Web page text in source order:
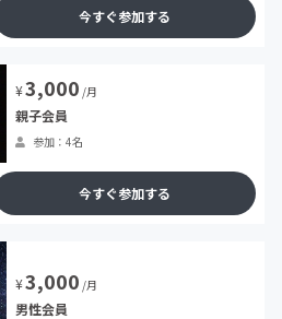
今すぐ参加する
¥3,000 /月
親子会員
参加：4名
今すぐ参加する
¥3,000 /月
男性会員